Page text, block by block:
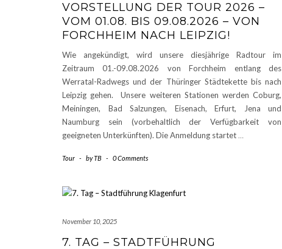
VORSTELLUNG DER TOUR 2026 –
VOM 01.08. BIS 09.08.2026 – VON
FORCHHEIM NACH LEIPZIG!
Wie angekündigt, wird unsere diesjährige Radtour im
Zeitraum 01.-09.08.2026 von Forchheim entlang des
Werratal-Radwegs und der Thüringer Städtekette bis nach
Leipzig gehen. Unsere weiteren Stationen werden Coburg,
Meiningen, Bad Salzungen, Eisenach, Erfurt, Jena und
Naumburg sein (vorbehaltlich der Verfügbarkeit von
geeigneten Unterkünften). Die Anmeldung startet…
Tour - byTB - 0 Comments
November 10, 2025
7. TAG – STADTFÜHRUNG